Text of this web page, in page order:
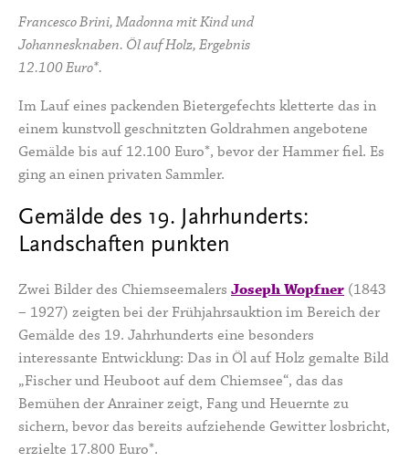
Francesco Brini, Madonna mit Kind und
Johannesknaben. Öl auf Holz, Ergebnis
12.100 Euro*.
Im Lauf eines packenden Bietergefechts kletterte das in
einem kunstvoll geschnitzten Goldrahmen angebotene
Gemälde bis auf 12.100 Euro*, bevor der Hammer fiel. Es
ging an einen privaten Sammler.
Gemälde des 19. Jahrhunderts:
Landschaften punkten
Zwei Bilder des Chiemseemalers Joseph Wopfner (1843
– 1927) zeigten bei der Frühjahrsauktion im Bereich der
Gemälde des 19. Jahrhunderts eine besonders
interessante Entwicklung: Das in Öl auf Holz gemalte Bild
„Fischer und Heuboot auf dem Chiemsee“, das das
Bemühen der Anrainer zeigt, Fang und Heuernte zu
sichern, bevor das bereits aufziehende Gewitter losbricht,
erzielte 17.800 Euro*.